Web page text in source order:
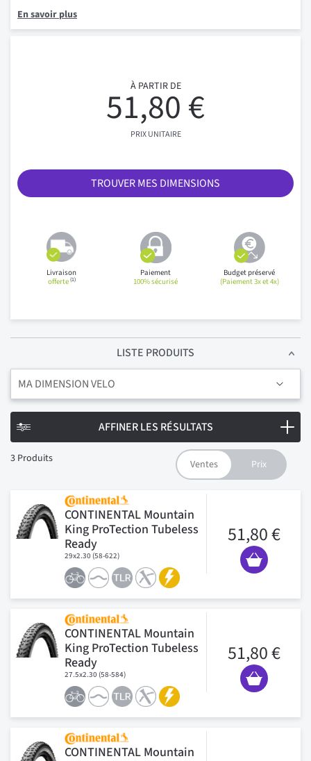
En savoir plus
À PARTIR DE
51,80 €
PRIX UNITAIRE
TROUVER MES DIMENSIONS
Livraison
offerte(1)
Paiement
100% sécurisé
Budget préservé
(Paiement 3x et 4x)
LISTE PRODUITS
3 Produits
CONTINENTAL Mountain
King ProTection Tubeless
Ready
29x2.30 (58-622)
51,80 €
CONTINENTAL Mountain
King ProTection Tubeless
Ready
27.5x2.30 (58-584)
51,80 €
CONTINENTAL Mountain
MA DIMENSION VELO
AFFINER LES RÉSULTATS